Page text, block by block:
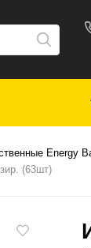
Energy
(63шт)